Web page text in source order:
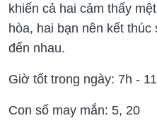
khiến cả hai cảm thấy
hòa, hai bạn nên kết
đến nhau.
Giờ tốt trong ngày: 7h -
Con số may mắn: 5, 20